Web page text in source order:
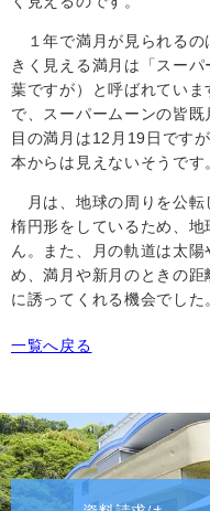
１年で満月が見られるの
きく見える満月は「スー
葉ですが）と呼ばれてい
で、スーパームーンの皆
目の満月は12 月 19 日です
本からは見えないそうです
月は、地球の周りを公
楕円形をしているため、
ん。また、月の軌道は太
め、満月や新月のときの
に誘ってくれる機会でした
一覧へ戻る